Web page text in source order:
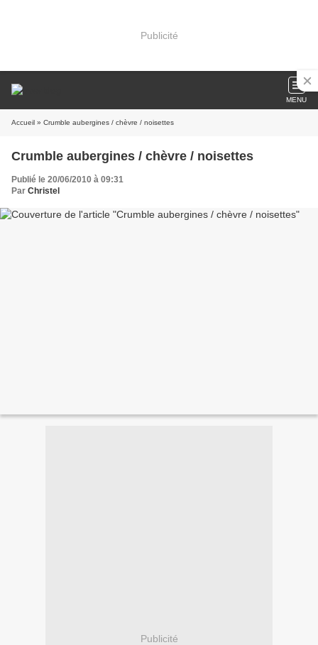
Publicité
MENU
Accueil » Crumble aubergines / chèvre / noisettes
Crumble aubergines / chèvre / noisettes
Publié le 20/06/2010 à 09:31
Par Christel
Publicité